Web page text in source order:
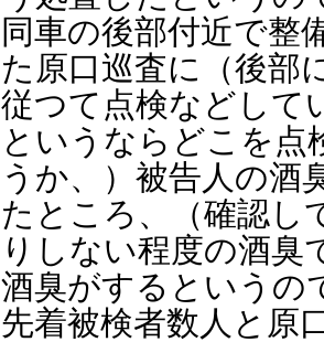
同車の後部付近で整
た原口巡査に（後部
従つて点検などして
というならどこを
うか、）被告人の酒
たところ、（確認し
りしない程度の酒臭
酒臭がするというの
先着被検者数人と原